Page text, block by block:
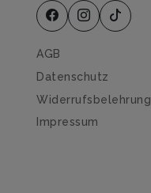
AGB
Datenschutz
Widerrufsbelehrung
Impressum